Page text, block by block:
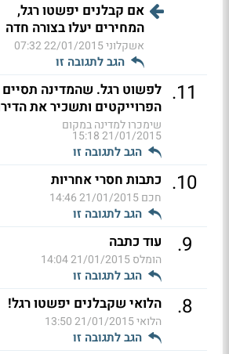
אם קבלנים יפשטו רגל,
המחירים יעלו בצורה חדה
אשקלוני22/01/2015 07:32
הגב לתגובה זו
11
. לפשוט רגל. שהמדינה
הפרוייקטים ותשכיר את
שימכרו למדינה במקום
21/01/2015 15:18
הגב לתגובה זו
10
. כתבות חסרי אחריות
חכם21/01/2015 14:46
הגב לתגובה זו
9
. עוד כתבה
הומלס21/01/2015 14:04
הגב לתגובה זו
8
. הלואי שקבלנים יפשטו רגל!
הלואי21/01/2015 13:50
הגב לתגובה זו